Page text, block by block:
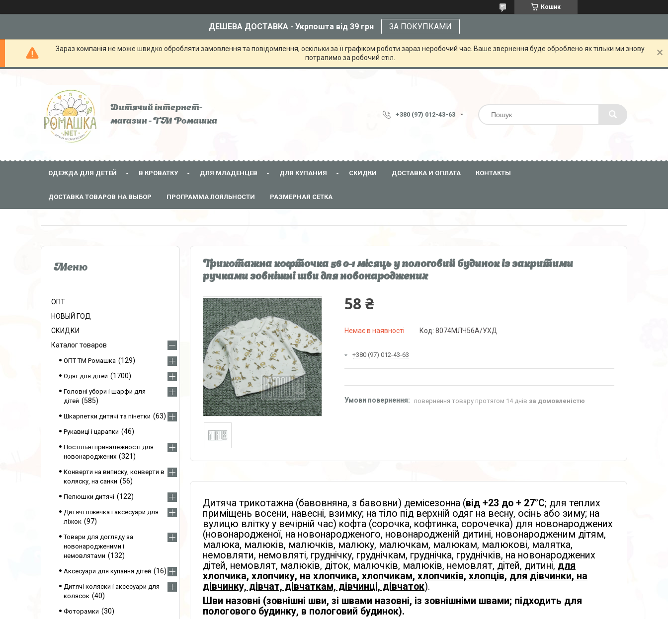
Кошик
ДЕШЕВА ДОСТАВКА - Укрпошта від 39 грн ЗА ПОКУПКАМИ
Зараз компанія не може швидко обробляти замовлення та повідомлення, оскільки за її графіком роботи зараз неробочий час. Ваше звернення буде оброблено як тільки ми знову
потрапимо за робочий стіл.
Дитячий інтернет-
магазин - ТМ Ромашка
+380 (97) 012-43-63
ОДЕЖДА ДЛЯ ДЕТЕЙ В КРОВАТКУ ДЛЯ МЛАДЕНЦЕВ ДЛЯ КУПАНИЯ СКИДКИ ДОСТАВКА И ОПЛАТА КОНТАКТЫ
ДОСТАВКА ТОВАРОВ НА ВЫБОР ПРОГРАММА ЛОЯЛЬНОСТИ РАЗМЕРНАЯ СЕТКА
Трикотажна кофточка 56 0-1 місяць у пологовий будинок із закритими
ручками зовнішні шви для новонароджених
58 ₴
Немає в наявності Код: 8074МЛЧ56А/УХД
+380 (97) 012-43-63
повернення товару протягом 14 днів за домовленістю
Дитяча трикотажна (бавовняна, з бавовни) демісезонна (від +23 до + 27°С; для теплих
приміщень восени, навесні, взимку; на тіло під верхній одяг на весну, осінь або зиму; на
вулицю влітку у вечірній час) кофта (сорочка, кофтинка, сорочечка) для новонароджених
(новонародженої, на новонародженого, новонародженій дитині, новонародженим дітям,
малюка, малюків, малючків, малюку, малючкам, малюкам, малюкові, малятка,
немовляти, немовляті, груднічку, груднічкам, груднічка, груднічків, на новонароджених
дітей, немовлят, малюків, діток, малючків, малюків, немовлят, дітей, дитині, для
хлопчика, хлопчику, на хлопчика, хлопчикам, хлопчиків, хлопців, для дівчинки, на
дівчинку, дівчат, дівчаткам, дівчинці, дівчаток).
Шви назовні (зовнішні шви, зі швами назовні, із зовнішніми швами; підходить для
пологового будинку, в пологовий будинок).
ОПТ
НОВЫЙ ГОД
СКИДКИ
Каталог товаров
ОПТ ТМ Ромашка 129
Одяг для дітей 1700
Головні убори і шарфи для
дітей
585
Шкарпетки дитячі та пінетки 63
Рукавиці і царапки 46
Постільні приналежності для
новонароджених
321
Конверти на виписку, конверти в
коляску, на санки
56
Пелюшки дитячі 122
Дитячі ліжечка і аксесуари для
ліжок
97
Товари для догляду за
новонародженими і
немовлятами
132
Аксесуари для купання дітей 16
Дитячі коляски і аксесуари для
колясок
40
Фоторамки 30